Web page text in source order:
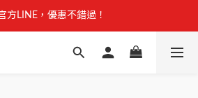
全品項未使用問題油品，點我看詳情 →
方LINE，優惠不錯過！
全品項未使用問題油品，點我看詳情 →